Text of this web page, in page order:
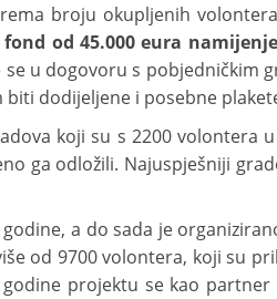
broju okupljenih
od 45.000 eura
se u dogovoru s pobjedničkim
dodijeljene i posebne
koji su s 2200 volontera
ga odložili. Najuspješniji
a do sada je
od 9700 volontera, koji su
projektu se kao partner